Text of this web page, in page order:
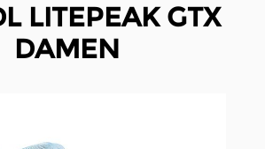
LITEPEAK GTX
DAMEN